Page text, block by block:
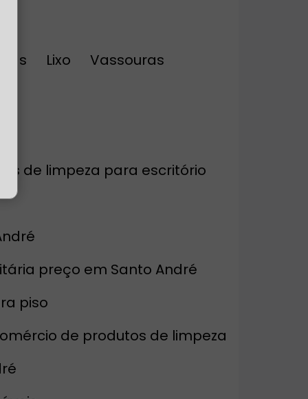
Lixo
Vassouras
de limpeza para escritório
preço em Santo André
piso
Comércio de produtos de limpeza